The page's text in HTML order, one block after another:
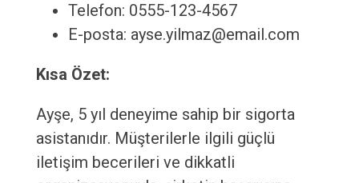
Telefon: 0555-123-4567
E-posta: ayse.yilmaz@email.com
Kısa Özet:
Ayşe, 5 yıl deneyime sahip bir sigorta
asistanıdır. Müşterilerle ilgili güçlü
iletişim becerileri ve dikkatli